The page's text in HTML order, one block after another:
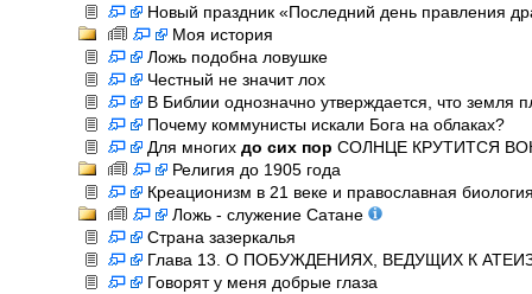
Новый праздник «Последний день правления
Моя история
Ложь подобна ловушке
Честный не значит лох
В Библии однозначно утверждается, что земля
Почему коммунисты искали Бога на облаках?
Для многих до сих пор СОЛНЦЕ КРУТИТСЯ
Религия до 1905 года
Креационизм в 21 веке и православная
Ложь - служение Сатане
Страна зазеркалья
Глава 13. О ПОБУЖДЕНИЯХ, ВЕДУЩИХ К
Говорят у меня добрые глаза